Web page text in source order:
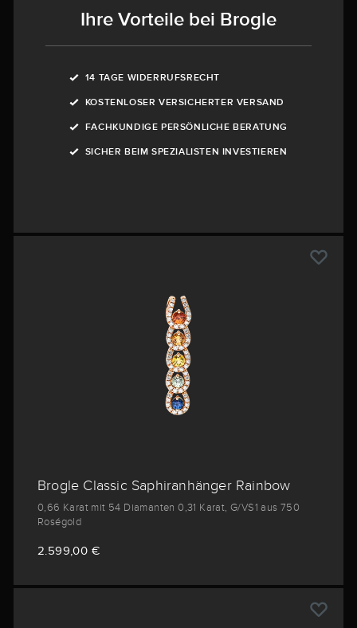
Ihre Vorteile bei Brogle
14 TAGE WIDERRUFSRECHT
KOSTENLOSER VERSICHERTER VERSAND
FACHKUNDIGE PERSÖNLICHE BERATUNG
SICHER BEIM SPEZIALISTEN INVESTIEREN
Brogle Classic Saphiranhänger Rainbow
0,66 Karat mit 54 Diamanten 0,31 Karat, G/VS1 aus 750
Roségold
2.599,00 €